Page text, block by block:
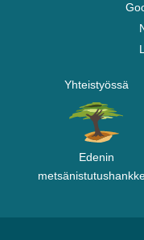
Yhteistyössä
Edenin